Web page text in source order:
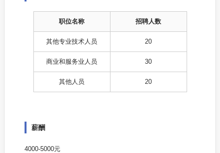
职位名称 招聘人数
其他专业技术人员 20
商业和服务业人员 30
其他人员 20
薪酬
4000-5000元